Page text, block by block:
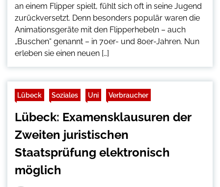
an einem Flipper spielt, fühlt sich oft in seine Jugend
zurückversetzt. Denn besonders populär waren die
Animationsgeräte mit den Flipperhebeln – auch
„Buschen“ genannt – in 70er- und 80er-Jahren. Nun
erleben sie einen neuen […]
Lübeck Soziales Uni Verbraucher
Lübeck: Examensklausuren der
Zweiten juristischen
Staatsprüfung elektronisch
möglich